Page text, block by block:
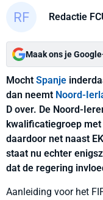
Redactie
Maak ons je
Mocht Spanje
dan neemt Noord-
D over. De Noord-
kwalificatiegroep
daardoor net naast
staat nu echter
dat de regering
Aanleiding voor het